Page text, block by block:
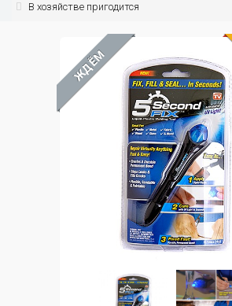
В хозяйстве пригодится
ЖДЁМ